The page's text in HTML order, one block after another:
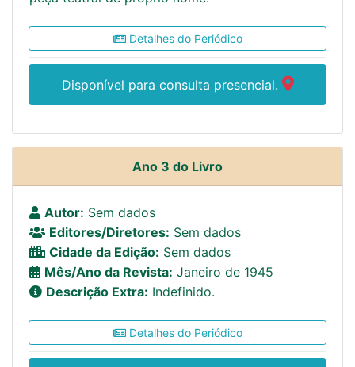
Detalhes do Periódico
Disponível para consulta presencial.
Ano 3 do Livro
Autor: Sem dados
Editores/Diretores: Sem dados
Cidade da Edição: Sem dados
Mês/Ano da Revista: Janeiro de 1945
Descrição Extra: Indefinido.
Detalhes do Periódico